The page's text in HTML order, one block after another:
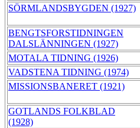
SÖRMLANDSBYGDEN (1927)
BENGTSFORSTIDNINGEN
DALSLÄNNINGEN (1927)
MOTALA TIDNING (1926)
VADSTENA TIDNING (1974)
MISSIONSBANERET (1921)
GOTLANDS FOLKBLAD
(1928)